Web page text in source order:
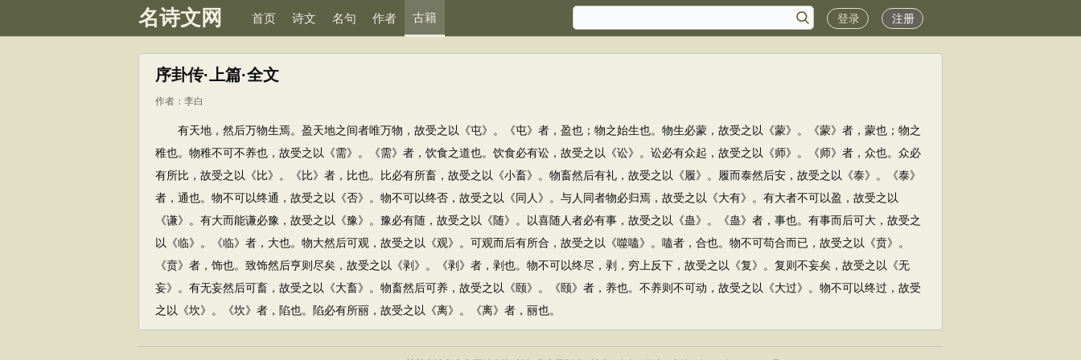
名诗文网 首页 诗文 名句 作者 古籍 登录 注册
序卦传·上篇·全文
作者： 李白
有天地，然后万物生焉。盈天地之间者唯万物，故受之以《屯》。《屯》者，盈也；物之始生也。物生必蒙，故受之以《蒙》。《蒙》者，蒙也；物之
稚也。物稚不可不养也，故受之以《需》。《需》者，饮食之道也。饮食必有讼，故受之以《讼》。讼必有众起，故受之以《师》。《师》者，众也。众必
有所比，故受之以《比》。《比》者，比也。比必有所畜，故受之以《小畜》。物畜然后有礼，故受之以《履》。履而泰然后安，故受之以《泰》。《泰》
者，通也。物不可以终通，故受之以《否》。物不可以终否，故受之以《同人》。与人同者物必归焉，故受之以《大有》。有大者不可以盈，故受之以
《谦》。有大而能谦必豫，故受之以《豫》。豫必有随，故受之以《随》。以喜随人者必有事，故受之以《蛊》。《蛊》者，事也。有事而后可大，故受之
以《临》。《临》者，大也。物大然后可观，故受之以《观》。可观而后有所合，故受之以《噬嗑》。嗑者，合也。物不可苟合而已，故受之以《贲》。
《贲》者，饰也。致饰然后亨则尽矣，故受之以《剥》。《剥》者，剥也。物不可以终尽，剥，穷上反下，故受之以《复》。复则不妄矣，故受之以《无
妄》。有无妄然后可畜，故受之以《大畜》。物畜然后可养，故受之以《颐》。《颐》者，养也。不养则不可动，故受之以《大过》。物不可以终过，故受
之以《坎》。《坎》者，陷也。陷必有所丽，故受之以《离》。《离》者，丽也。